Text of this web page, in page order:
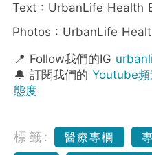
Text : UrbanLife Health
Photos : UrbanLife
📍 Follow我們的IG
🔔 訂閱我們的 Youtube
態度
標籤: 醫療專欄